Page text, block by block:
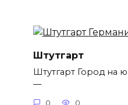
Штутгарт
Штутгарт Город на
—
0 0